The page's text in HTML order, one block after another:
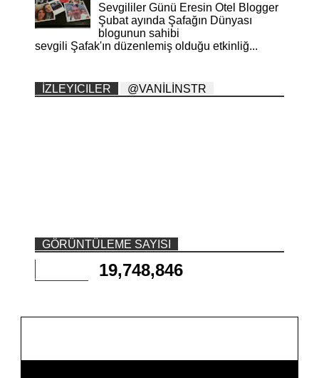
Sevgililer Günü Eresin Otel Blogger
Şubat ayında Şafağın Dünyası
blogunun sahibi
sevgili Şafak'ın düzenlemiş olduğu etkinliğ...
İZLEYICILER @VANİLİNSTR
GÖRÜNTÜLEME SAYISI
19,748,846